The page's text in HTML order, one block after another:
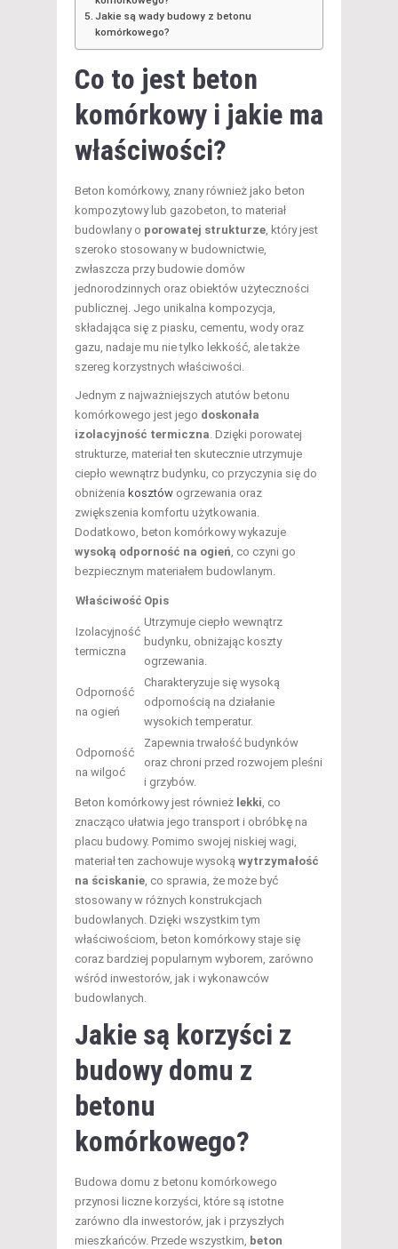
Jakie są wady budowy z betonu
komórkowego?
Co to jest beton
komórkowy i jakie ma
właściwości?
Beton komórkowy, znany również jako beton
kompozytowy lub gazobeton, to materiał
budowlany o porowatej strukturze, który jest
szeroko stosowany w budownictwie,
zwłaszcza przy budowie domów
jednorodzinnych oraz obiektów użyteczności
publicznej. Jego unikalna kompozycja,
składająca się z piasku, cementu, wody oraz
gazu, nadaje mu nie tylko lekkość, ale także
szereg korzystnych właściwości.
Jednym z najważniejszych atutów betonu
komórkowego jest jego doskonała
izolacyjność termiczna. Dzięki porowatej
strukturze, materiał ten skutecznie utrzymuje
ciepło wewnątrz budynku, co przyczynia się do
obniżenia kosztów ogrzewania oraz
zwiększenia komfortu użytkowania.
Dodatkowo, beton komórkowy wykazuje
wysoką odporność na ogień, co czyni go
bezpiecznym materiałem budowlanym.
Właściwość Opis
Izolacyjność
termiczna
Utrzymuje ciepło wewnątrz
budynku, obniżając koszty
ogrzewania.
Odporność
na ogień
Charakteryzuje się wysoką
odpornością na działanie
wysokich temperatur.
Odporność
na wilgoć
Zapewnia trwałość budynków
oraz chroni przed rozwojem pleśni
i grzybów.
Beton komórkowy jest również lekki, co
znacząco ułatwia jego transport i obróbkę na
placu budowy. Pomimo swojej niskiej wagi,
materiał ten zachowuje wysoką wytrzymałość
na ściskanie, co sprawia, że może być
stosowany w różnych konstrukcjach
budowlanych. Dzięki wszystkim tym
właściwościom, beton komórkowy staje się
coraz bardziej popularnym wyborem, zarówno
wśród inwestorów, jak i wykonawców
budowlanych.
Jakie są korzyści z
budowy domu z
betonu
komórkowego?
Budowa domu z betonu komórkowego
przynosi liczne korzyści, które są istotne
zarówno dla inwestorów, jak i przyszłych
mieszkańców. Przede wszystkim, beton